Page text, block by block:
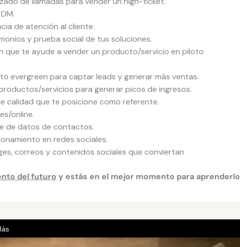
de atención al cliente.
y prueba social de tus soluciones.
que te ayude a vender un producto/servicio en piloto
evergreen para captar leads y generar más ventas.
servicios para generar picos de ingresos.
calidad que te posicione como referente.
online.
de datos de contactos.
en redes sociales.
correos y contenidos sociales que conviertan
del futuro y estás en el mejor momento para aprenderlo